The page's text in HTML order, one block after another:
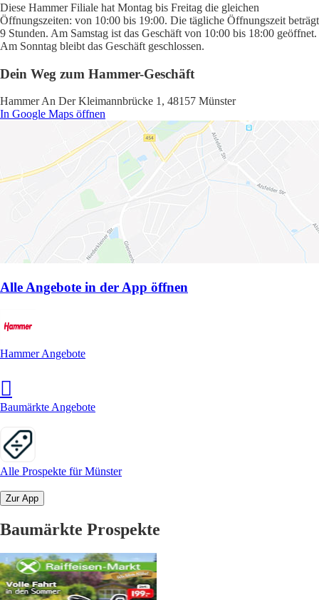
Diese Hammer Filiale hat Montag bis Freitag die gleichen
Öffnungszeiten: von 10:00 bis 19:00. Die tägliche Öffnungszeit beträgt
9 Stunden. Am Samstag ist das Geschäft von 10:00 bis 18:00 geöffnet.
Am Sonntag bleibt das Geschäft geschlossen.
Dein Weg zum Hammer-Geschäft
Hammer An Der Kleimannbrücke 1, 48157 Münster
In Google Maps öffnen
Alle Angebote in der App öffnen
Hammer Angebote
Baumärkte Angebote
Alle Prospekte für Münster
Zur App
Baumärkte Prospekte